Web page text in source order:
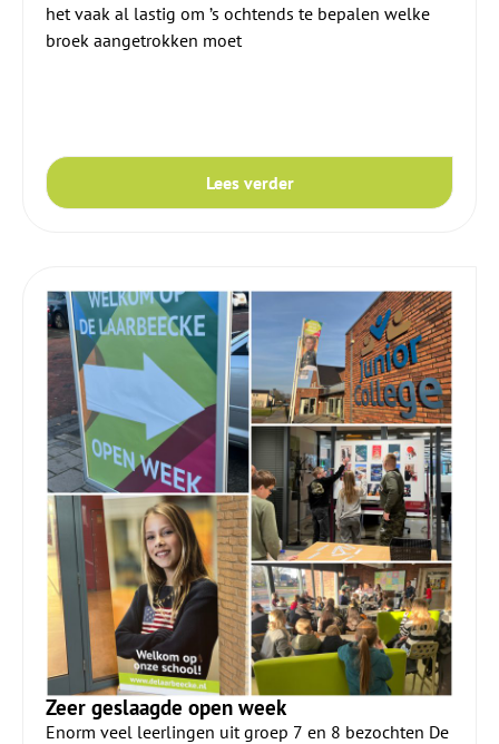
het vaak al lastig om ’s ochtends te bepalen welke
broek aangetrokken moet
Lees verder
Zeer geslaagde open week
Enorm veel leerlingen uit groep 7 en 8 bezochten De